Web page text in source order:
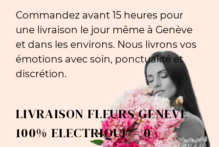
Commandez avant 15 heures pour
une livraison le jour même à Genève
et dans les environs. Nous livrons vos
émotions avec soin, ponctualité et
discrétion.
LIVRAISON FLEURS GENEVE
100% ELECTRIQUE = 0